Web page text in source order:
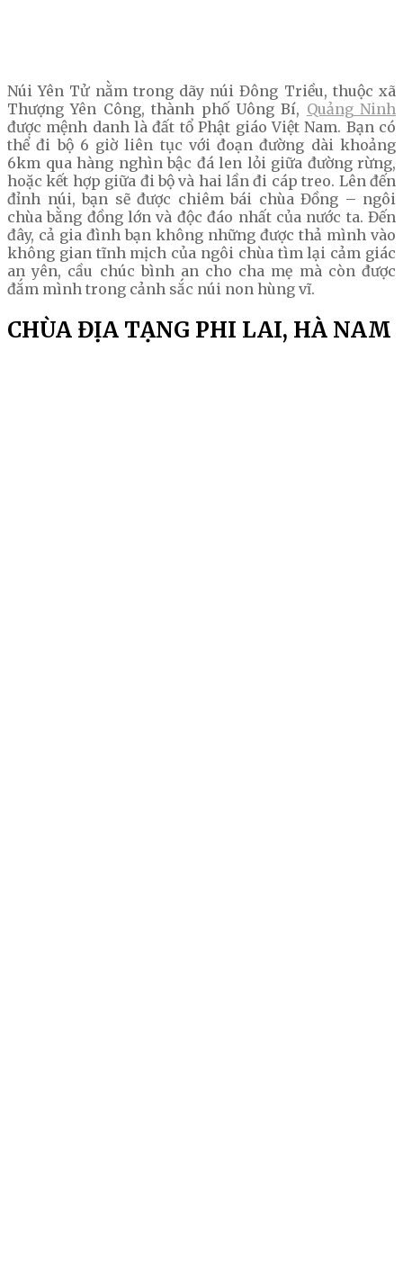
Núi Yên Tử nằm trong dãy núi Đông Triều, thuộc xã
Thượng Yên Công, thành phố Uông Bí, Quảng Ninh
được mệnh danh là đất tổ Phật giáo Việt Nam. Bạn có
thể đi bộ 6 giờ liên tục với đoạn đường dài khoảng
6km qua hàng nghìn bậc đá len lỏi giữa đường rừng,
hoặc kết hợp giữa đi bộ và hai lần đi cáp treo. Lên đến
đỉnh núi, bạn sẽ được chiêm bái chùa Đồng – ngôi
chùa bằng đồng lớn và độc đáo nhất của nước ta. Đến
đây, cả gia đình bạn không những được thả mình vào
không gian tĩnh mịch của ngôi chùa tìm lại cảm giác
an yên, cầu chúc bình an cho cha mẹ mà còn được
đắm mình trong cảnh sắc núi non hùng vĩ.
CHÙA ĐỊA TẠNG PHI LAI, HÀ NAM